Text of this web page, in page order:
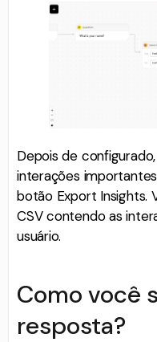
Depois de
interações
botão Export Insights.
CSV contendo as
usuário.
Como você
resposta?